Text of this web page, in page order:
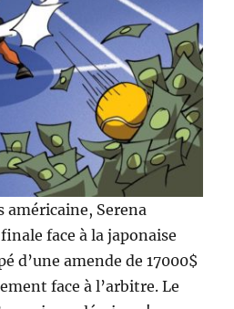
américaine, Serena
face à la japonaise
d’une amende de 17000$
face à l’arbitre. Le